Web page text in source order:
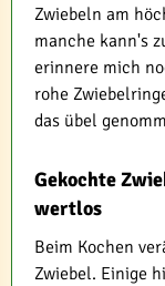
Zwiebeln am
manche kann's
erinnere mich
rohe
das übel
Gekochte
wertlos
Beim Kochen
Zwiebel. Einige